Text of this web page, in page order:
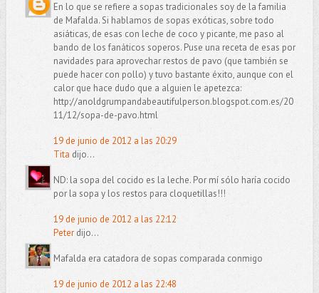
En lo que se refiere a sopas tradicionales soy de la familia
de Mafalda. Si hablamos de sopas exóticas, sobre todo
asiáticas, de esas con leche de coco y picante, me paso al
bando de los fanáticos soperos. Puse una receta de esas por
navidades para aprovechar restos de pavo (que también se
puede hacer con pollo) y tuvo bastante éxito, aunque con el
calor que hace dudo que a alguien le apetezca:
http://anoldgrumpandabeautifulperson.blogspot.com.es/20
11/12/sopa-de-pavo.html
19 de junio de 2012 a las 20:29
Tita dijo...
ND: la sopa del cocido es la leche. Por mí sólo haría cocido
por la sopa y los restos para cloquetillas!!!
19 de junio de 2012 a las 22:12
Peterdijo...
Mafalda era catadora de sopas comparada conmigo
19 de junio de 2012 a las 22:48